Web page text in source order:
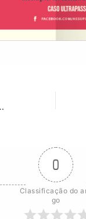
ASSUFOP
0
Classificação do
go